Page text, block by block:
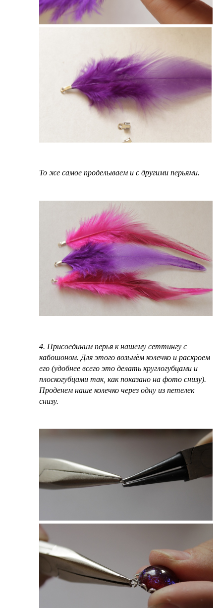
То же самое проделываем и с другими перьями.
4. Присоединим перья к нашему сеттингу с
кабошоном. Для этого возьмём колечко и раскроем
его (удобнее всего это делать круглогубцами и
плоскогубцами так, как показано на фото снизу).
Проденем наше колечко через одну из петелек
снизу.